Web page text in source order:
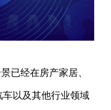
已经在房产家居、
以及其他行业领域